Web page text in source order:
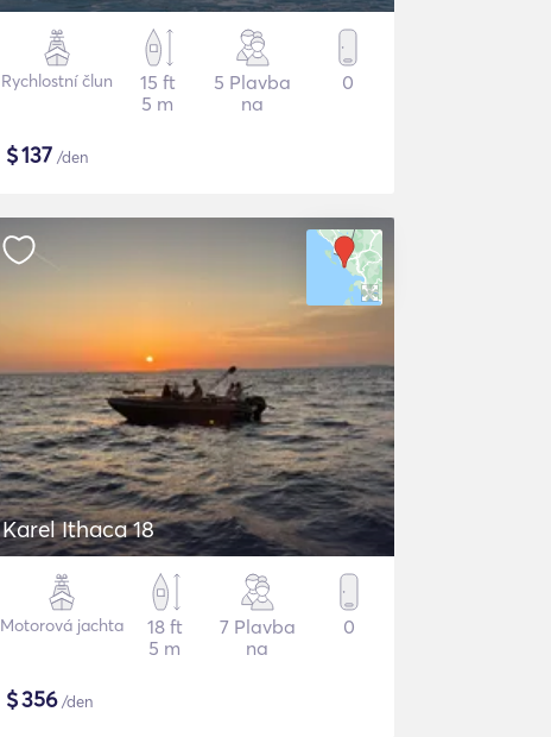
Rychlostní člun
15 ft
5 m
5 Plavba
na
0
$137 /den
Karel Ithaca 18
Motorová jachta
18 ft
5 m
7 Plavba
na
0
$356/den